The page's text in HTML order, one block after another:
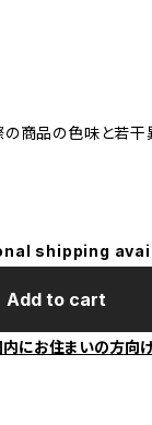
商品の色味と若
shipping
Add to cart
内にお住まいの方向